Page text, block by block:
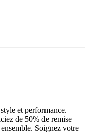
et performance.
de 50% de remise
Soignez votre